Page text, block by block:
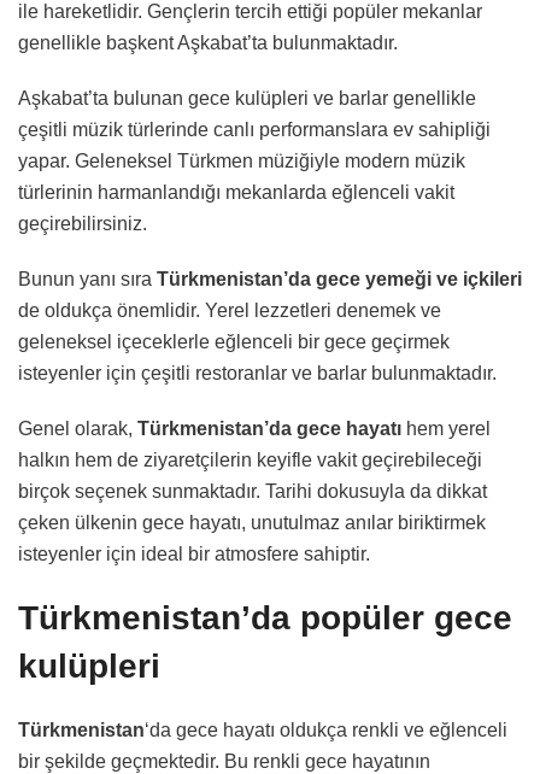
ile hareketlidir. Gençlerin tercih ettiği popüler mekanlar
genellikle başkent Aşkabat’ta bulunmaktadır.
Aşkabat’ta bulunan gece kulüpleri ve barlar genellikle
çeşitli müzik türlerinde canlı performanslara ev sahipliği
yapar. Geleneksel Türkmen müziğiyle modern müzik
türlerinin harmanlandığı mekanlarda eğlenceli vakit
geçirebilirsiniz.
Bunun yanı sıra Türkmenistan’da gece yemeği ve içkileri
de oldukça önemlidir. Yerel lezzetleri denemek ve
geleneksel içeceklerle eğlenceli bir gece geçirmek
isteyenler için çeşitli restoranlar ve barlar bulunmaktadır.
Genel olarak, Türkmenistan’da gece hayatı hem yerel
halkın hem de ziyaretçilerin keyifle vakit geçirebileceği
birçok seçenek sunmaktadır. Tarihi dokusuyla da dikkat
çeken ülkenin gece hayatı, unutulmaz anılar biriktirmek
isteyenler için ideal bir atmosfere sahiptir.
Türkmenistan’da popüler gece
kulüpleri
Türkmenistan‘da gece hayatı oldukça renkli ve eğlenceli
bir şekilde geçmektedir. Bu renkli gece hayatının